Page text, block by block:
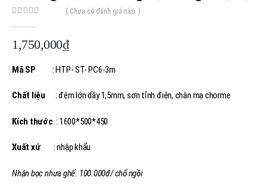
( Chưa có đánh giá nào. )
1,750,000₫
Mã SP : HTP- ST- PC6-3m
Chất liệu : đệm lớn dầy 1,5mm, sơn tỉnh điện, chân mạ chorme
Kích thước: 1600*500*450
Xuất xứ: nhập khẩu
Nhận bọc nhưa ghế. 100.000đ/ chổ ngồi